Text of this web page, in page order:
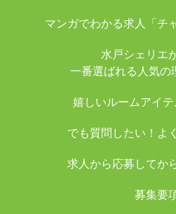
マンガでわかる求人「チ
水戸シェリエ
一番選ばれる人気の
嬉しいルームアイ
でも質問したい！よ
求人から応募してか
募集要